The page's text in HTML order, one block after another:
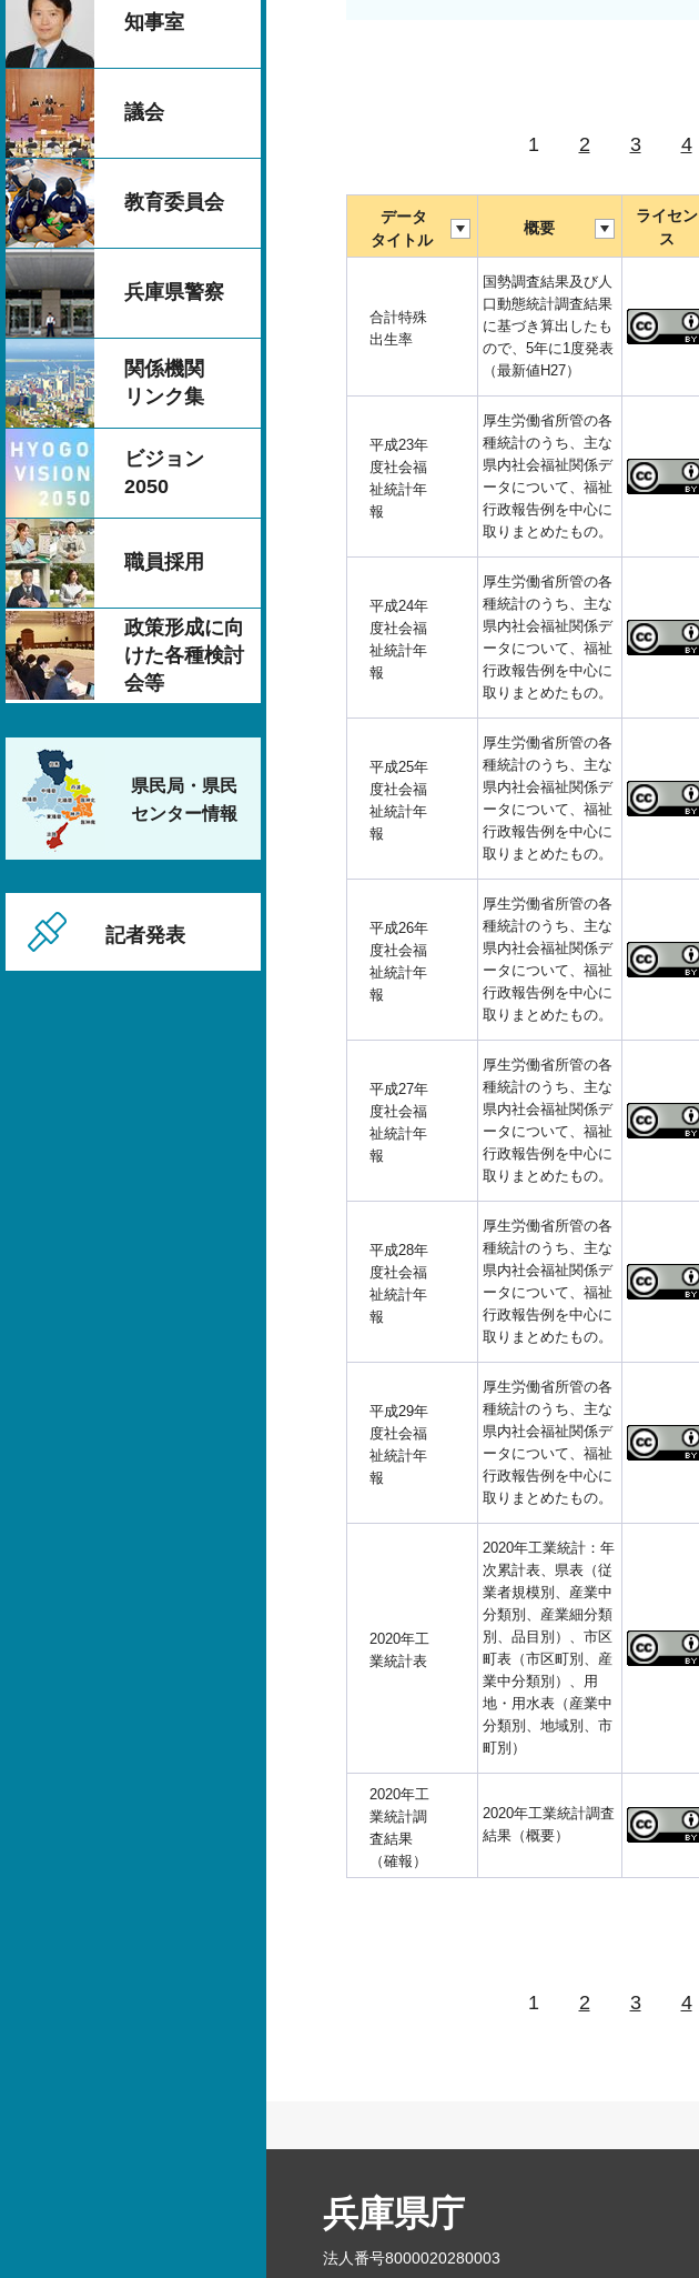
知事室
議会
教育委員会
兵庫県警察
関係機関
リンク集
ビジョン
2050
職員採用
政策形成に向
けた各種検討
会等
県民局・県民
センター情報
記者発表
1 2 3 4
データ
タイトル
概要
ライセン
ス
合計特殊
出生率
国勢調査結果及び人
口動態統計調査結果
に基づき算出したも
ので、5年に1度発表
（最新値H27）
平成23年
度社会福
祉統計年
報
厚生労働省所管の各
種統計のうち、主な
県内社会福祉関係デ
ータについて、福祉
行政報告例を中心に
取りまとめたもの。
平成24年
度社会福
祉統計年
報
厚生労働省所管の各
種統計のうち、主な
県内社会福祉関係デ
ータについて、福祉
行政報告例を中心に
取りまとめたもの。
平成25年
度社会福
祉統計年
報
厚生労働省所管の各
種統計のうち、主な
県内社会福祉関係デ
ータについて、福祉
行政報告例を中心に
取りまとめたもの。
平成26年
度社会福
祉統計年
報
厚生労働省所管の各
種統計のうち、主な
県内社会福祉関係デ
ータについて、福祉
行政報告例を中心に
取りまとめたもの。
平成27年
度社会福
祉統計年
報
厚生労働省所管の各
種統計のうち、主な
県内社会福祉関係デ
ータについて、福祉
行政報告例を中心に
取りまとめたもの。
平成28年
度社会福
祉統計年
報
厚生労働省所管の各
種統計のうち、主な
県内社会福祉関係デ
ータについて、福祉
行政報告例を中心に
取りまとめたもの。
平成29年
度社会福
祉統計年
報
厚生労働省所管の各
種統計のうち、主な
県内社会福祉関係デ
ータについて、福祉
行政報告例を中心に
取りまとめたもの。
2020年工
業統計表
2020年工業統計：年
次累計表、県表（従
業者規模別、産業中
分類別、産業細分類
別、品目別）、市区
町表（市区町別、産
業中分類別）、用
地・用水表（産業中
分類別、地域別、市
町別）
2020年工
業統計調
査結果
（確報）
2020年工業統計調査
結果（概要）
1 2 3 4
兵庫県庁
法人番号8000020280003